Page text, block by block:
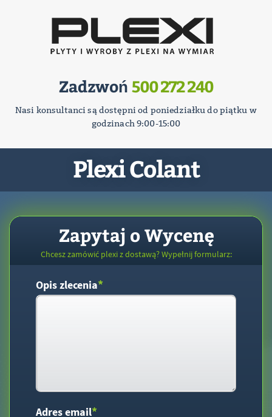
Zadzwoń 500 272 240
Nasi konsultanci są dostępni od poniedziałku do piątku w
godzinach 9:00-15:00
Plexi Colant
Zapytaj o Wycenę
Chcesz zamówić plexi z dostawą? Wypełnij formularz:
Opis zlecenia*
Adres email*